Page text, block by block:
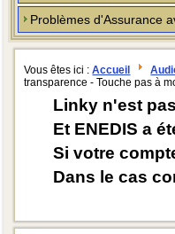
Problèmes d'Assurance
Vous êtes ici :Accueil
transparence - Touche pas à
Linky n'est
Et ENEDIS a
Si votre
Dans le cas